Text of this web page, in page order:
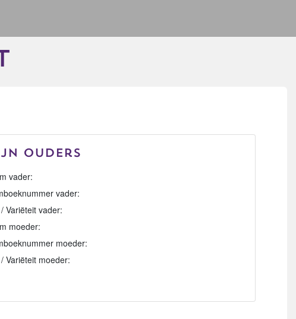
Ouders
vader:
vader:
Variëteit vader:
moeder:
moeder:
Variëteit moeder: